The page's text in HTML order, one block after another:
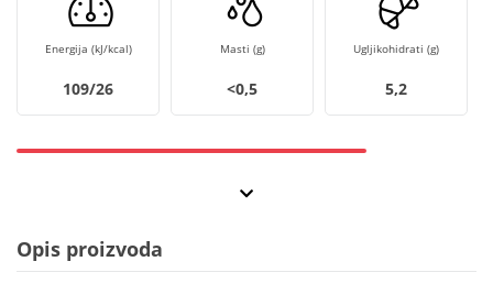
Energija (kJ/kcal)
109/26
Masti (g)
<0,5
Ugljikohidrati (g)
5,2
Opis proizvoda